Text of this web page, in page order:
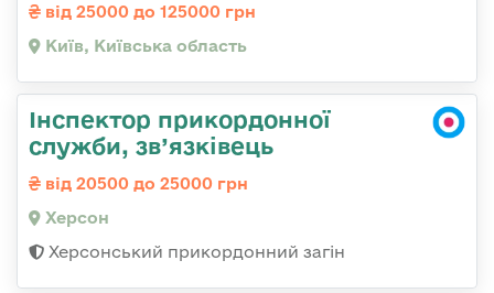
від 25000 до 125000 грн
Київ, Київська область
Інспектор прикордонної
служби, зв’язківець
від 20500 до 25000 грн
Херсон
Херсонський прикордонний загін